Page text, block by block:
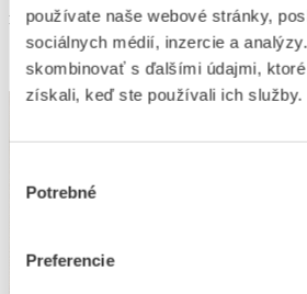
používate naše webové stránky,
sociálnych médií, inzercie a
skombinovať s ďalšími údajmi,
získali, keď ste používali ich služby.
súhlasu
Potrebné
Preferencie
Pracovný kroj Horná Súča
100€